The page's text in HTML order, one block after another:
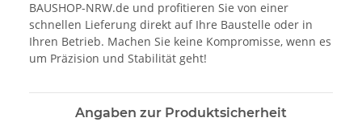
BAUSHOP-NRW.de und profitieren Sie von einer
schnellen Lieferung direkt auf Ihre Baustelle oder in
Ihren Betrieb. Machen Sie keine Kompromisse, wenn es
um Präzision und Stabilität geht!
Angaben zur Produktsicherheit